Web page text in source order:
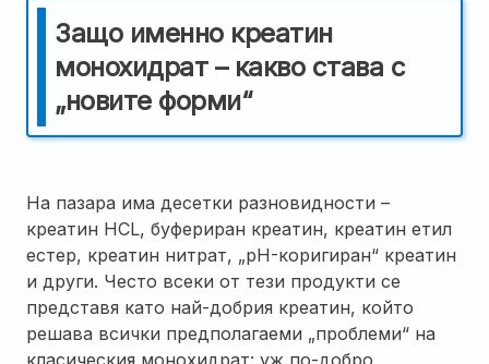
Защо именно креатин
монохидрат – какво става с
„новите форми“
На пазара има десетки разновидности –
креатин HCL, буфериран креатин, креатин етил
естер, креатин нитрат, „pH-коригиран“ креатин
и други. Често всеки от тези продукти се
представя като най-добрия креатин, който
решава всички предполагаеми „проблеми“ на
класическия монохидрат: уж по-добро